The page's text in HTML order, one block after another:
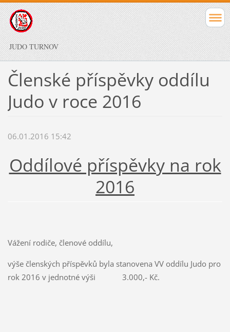
JUDO TURNOV
Členské příspěvky oddílu
Judo v roce 2016
06.01.2016 15:42
Oddílové příspěvky na rok
2016
Vážení rodiče, členové oddílu,
výše členských příspěvků byla stanovena VV oddílu Judo pro
rok 2016 v jednotné výši 3.000,- Kč.